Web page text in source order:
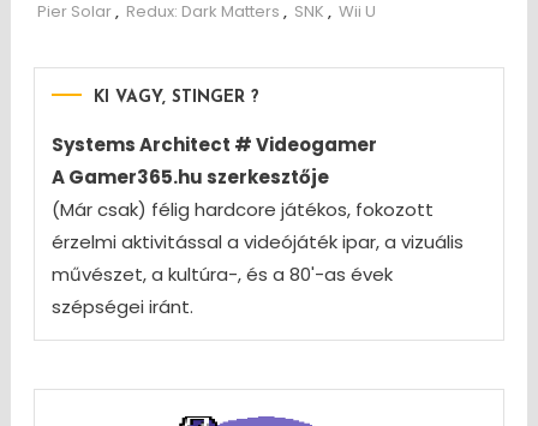
Pier Solar, Redux: Dark Matters , SNK , Wii U
KI VAGY, STINGER ?
Systems Architect # Videogamer
A Gamer365.hu szerkesztője
(Már csak) félig hardcore játékos, fokozott
érzelmi aktivitással a videójáték ipar, a vizuális
művészet, a kultúra-, és a 80'-as évek
szépségei iránt.